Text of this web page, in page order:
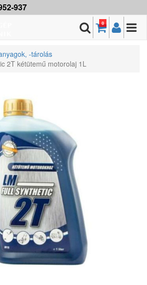
937
0
-tárolás
2T kétütemű motorolaj 1L